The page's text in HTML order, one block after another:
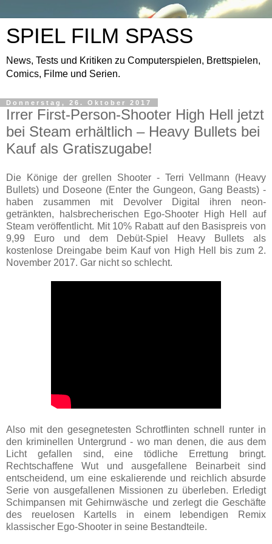
SPIEL FILM SPASS
News, Tests und Kritiken zu Computerspielen, Brettspielen,
Comics, Filme und Serien.
Donnerstag, 26. Oktober 2017
Irrer First-Person-Shooter High Hell jetzt
bei Steam erhältlich – Heavy Bullets bei
Kauf als Gratiszugabe!
Die Könige der grellen Shooter - Terri Vellmann (Heavy
Bullets) und Doseone (Enter the Gungeon, Gang Beasts) -
haben zusammen mit Devolver Digital ihren neon-
getränkten, halsbrecherischen Ego-Shooter High Hell auf
Steam veröffentlicht. Mit 10% Rabatt auf den Basispreis von
9,99 Euro und dem Debüt-Spiel Heavy Bullets als
kostenlose Dreingabe beim Kauf von High Hell bis zum 2.
November 2017. Gar nicht so schlecht.
Also mit den gesegnetesten Schrotflinten schnell runter in
den kriminellen Untergrund - wo man denen, die aus dem
Licht gefallen sind, eine tödliche Errettung bringt.
Rechtschaffene Wut und ausgefallene Beinarbeit sind
entscheidend, um eine eskalierende und reichlich absurde
Serie von ausgefallenen Missionen zu überleben. Erledigt
Schimpansen mit Gehirnwäsche und zerlegt die Geschäfte
des reuelosen Kartells in einem lebendigen Remix
klassischer Ego-Shooter in seine Bestandteile.